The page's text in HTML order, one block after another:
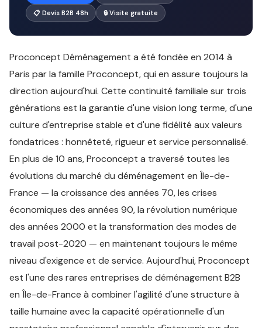
📋 Devis B2B 48h 🔒 Visite gratuite
Proconcept Déménagement a été fondée en 2014 à
Paris par la famille Proconcept, qui en assure toujours la
direction aujourd'hui. Cette continuité familiale sur trois
générations est la garantie d'une vision long terme, d'une
culture d'entreprise stable et d'une fidélité aux valeurs
fondatrices : honnêteté, rigueur et service personnalisé.
En plus de 10 ans, Proconcept a traversé toutes les
évolutions du marché du déménagement en Île-de-
France — la croissance des années 70, les crises
économiques des années 90, la révolution numérique
des années 2000 et la transformation des modes de
travail post-2020 — en maintenant toujours le même
niveau d'exigence et de service. Aujourd'hui, Proconcept
est l'une des rares entreprises de déménagement B2B
en Île-de-France à combiner l'agilité d'une structure à
taille humaine avec la capacité opérationnelle d'un